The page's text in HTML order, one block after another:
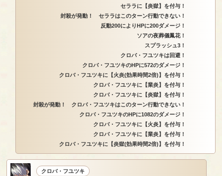
セララに【炎獄】を付与！
封殺が発動！ セララはこのターン行動できない！
反動200によりHPに200ダメージ！
ソアの夜葬儀鳳花！
スプラッシュ3！
クロバ・フユツキは回避！
クロバ・フユツキのHPに572のダメージ！
クロバ・フユツキに【火炎(効果時間2倍)】を付与！
クロバ・フユツキに【業炎】を付与！
クロバ・フユツキに【炎獄】を付与！
封殺が発動！ クロバ・フユツキはこのターン行動できない！
クロバ・フユツキのHPに1082のダメージ！
クロバ・フユツキに【火炎】を付与！
クロバ・フユツキに【業炎】を付与！
クロバ・フユツキに【炎獄(効果時間2倍)】を付与！
クロバ・フユツキ